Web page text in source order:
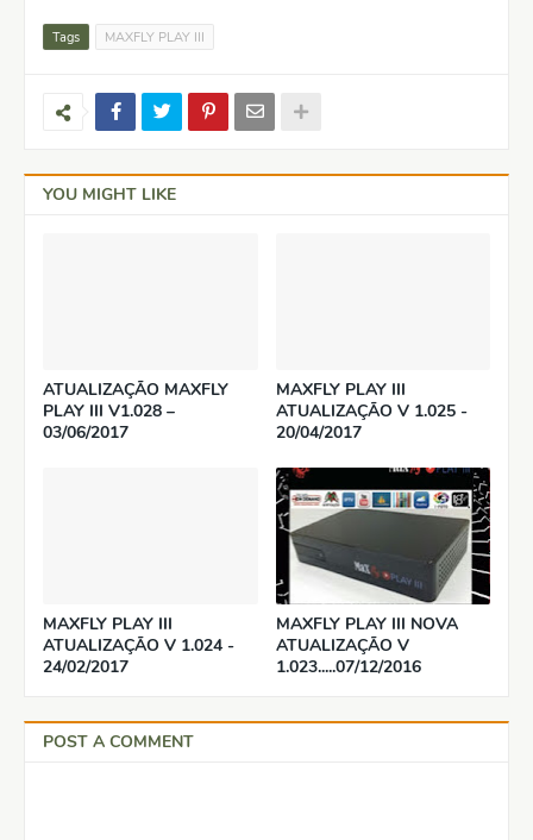
Tags MAXFLY PLAY III
YOU MIGHT LIKE
ATUALIZAÇÃO MAXFLY
PLAY III V1.028 –
03/06/2017
MAXFLY PLAY III
ATUALIZAÇÃO V 1.025 -
20/04/2017
MAXFLY PLAY III
ATUALIZAÇÃO V 1.024 -
24/02/2017
MAXFLY PLAY III NOVA
ATUALIZAÇÃO V
1.023.....07/12/2016
POST A COMMENT